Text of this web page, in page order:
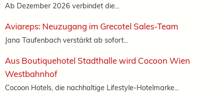
Ab Dezember 2026 verbindet die...
Aviareps: Neuzugang im Grecotel Sales-Team
Jana Taufenbach verstärkt ab sofort...
Aus Boutiquehotel Stadthalle wird Cocoon Wien
Westbahnhof
Cocoon Hotels, die nachhaltige Lifestyle-Hotelmarke...